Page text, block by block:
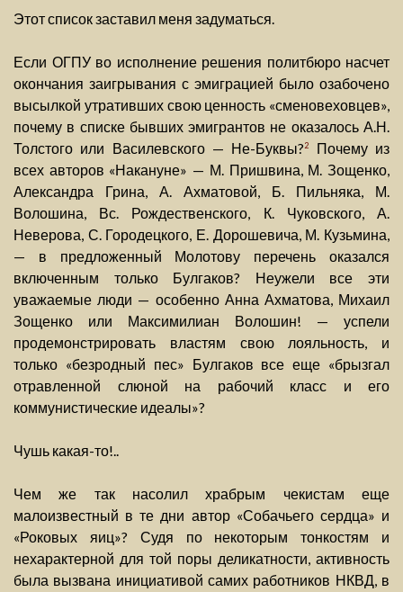
Этот список заставил меня задуматься.
Если ОГПУ во исполнение решения политбюро насчет
окончания заигрывания с эмиграцией было озабочено
высылкой утративших свою ценность «сменовеховцев»,
почему в списке бывших эмигрантов не оказалось А.Н.
Толстого или Василевского — Не-Буквы?2
Почему из
всех авторов «Накануне» — М. Пришвина, М. Зощенко,
Александра Грина, А. Ахматовой, Б. Пильняка, М.
Волошина, Вс. Рождественского, К. Чуковского, А.
Неверова, С. Городецкого, Е. Дорошевича, М. Кузьмина,
— в предложенный Молотову перечень оказался
включенным только Булгаков? Неужели все эти
уважаемые люди — особенно Анна Ахматова, Михаил
Зощенко или Максимилиан Волошин! — успели
продемонстрировать властям свою лояльность, и
только «безродный пес» Булгаков все еще «брызгал
отравленной слюной на рабочий класс и его
коммунистические идеалы»?
Чушь какая-то!..
Чем же так насолил храбрым чекистам еще
малоизвестный в те дни автор «Собачьего сердца» и
«Роковых яиц»? Судя по некоторым тонкостям и
нехарактерной для той поры деликатности, активность
была вызвана инициативой самих работников НКВД, в